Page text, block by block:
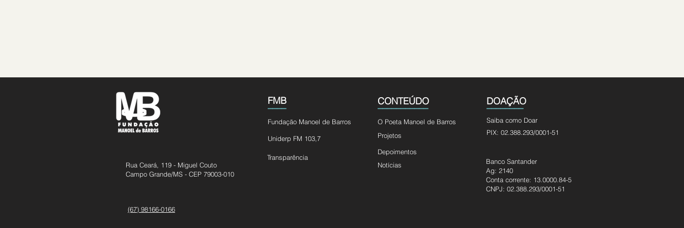
Rua Ceará, 119 - Miguel Couto
Campo Grande/MS - CEP 79003-010
(67) 98166-0166
FMB
____ CONTEÚDO
___________ DOAÇÃO
________
Fundação Manoel de Barros O Poeta Manoel de Barros
Saiba como Doar
Projetos
PIX: 02.388.293/0001-51
Uniderp FM 103,7
Depoimentos
Transparência
Notícias
Banco Santander
Ag: 2140
Conta corrente: 13.0000.84-5
CNPJ: 02.388.293/0001-51